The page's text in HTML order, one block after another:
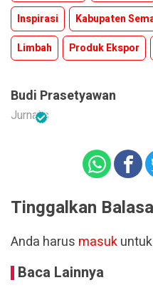
Inspirasi Kabupaten
Limbah
Produk Ekspor
Budi Prasetyawan
Jurnalis
Tinggalkan
Anda harus masuk
Baca Lainnya